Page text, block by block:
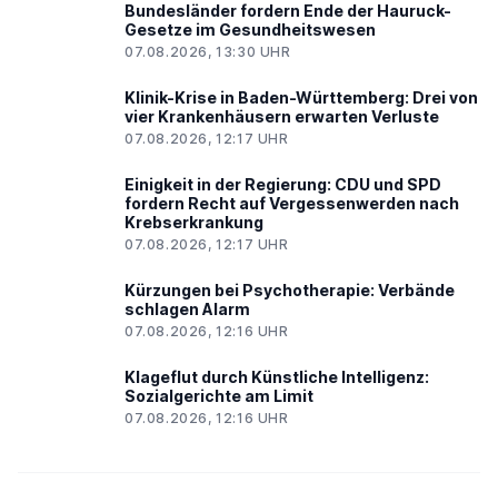
Bundesländer fordern Ende der Hauruck-
Gesetze im Gesundheitswesen
07.08.2026, 13:30 UHR
Klinik-Krise in Baden-Württemberg: Drei von
vier Krankenhäusern erwarten Verluste
07.08.2026, 12:17 UHR
Einigkeit in der Regierung: CDU und SPD
fordern Recht auf Vergessenwerden nach
Krebserkrankung
07.08.2026, 12:17 UHR
Kürzungen bei Psychotherapie: Verbände
schlagen Alarm
07.08.2026, 12:16 UHR
Klageflut durch Künstliche Intelligenz:
Sozialgerichte am Limit
07.08.2026, 12:16 UHR